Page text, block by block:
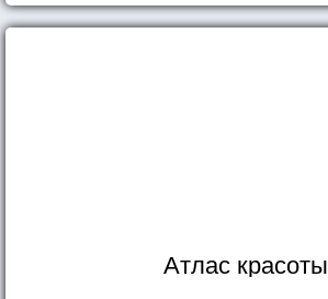
Атлас красоты